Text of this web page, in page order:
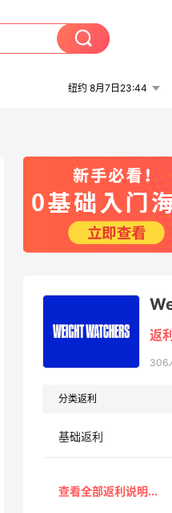
纽约 8月7日23:44
返
306
分类返利
基础返利